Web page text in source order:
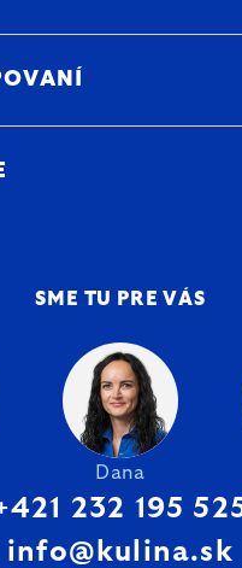
SME TU PRE VÁS
Dana
232 195
info@kulina.sk